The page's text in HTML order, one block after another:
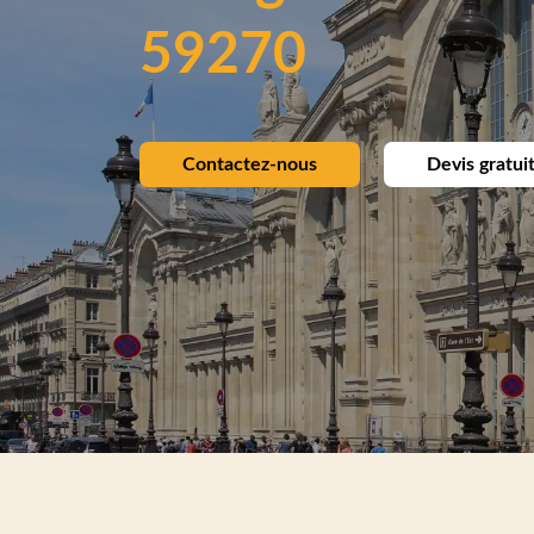
59270
Contactez-nous Devis gratuit